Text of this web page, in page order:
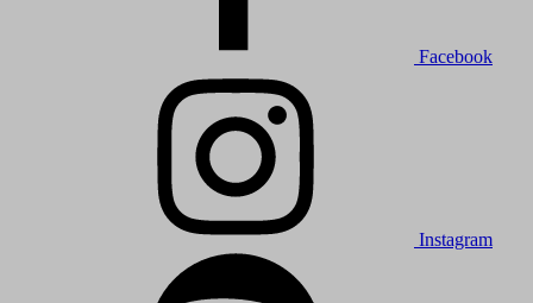
Facebook
Instagram